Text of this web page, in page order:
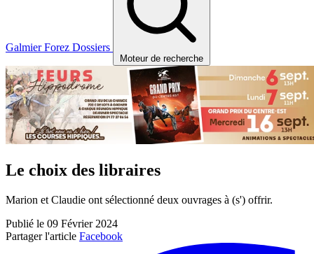
GalmierForez Dossiers
Moteur de recherche
Le choix des libraires
Marion et Claudie ont sélectionné deux ouvrages à (s') offrir.
Publié le 09 Février 2024
Partager l'article Facebook